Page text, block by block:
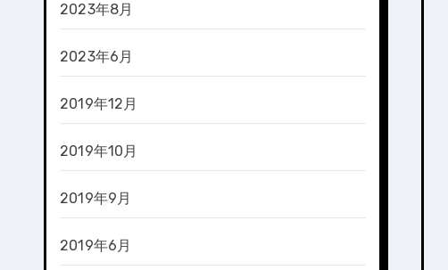
2023年8月
2023年6月
2019年12月
2019年10月
2019年9月
2019年6月